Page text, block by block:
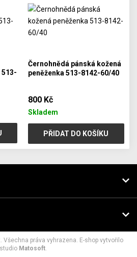
513-
Černohnědá pánská kožená
peněženka 513-8142-60/40
800 Kč
Skladem
PŘIDAT DO KOŠÍKU
práva vyhrazena. E-shop vytvořilo
studio Matosoft.